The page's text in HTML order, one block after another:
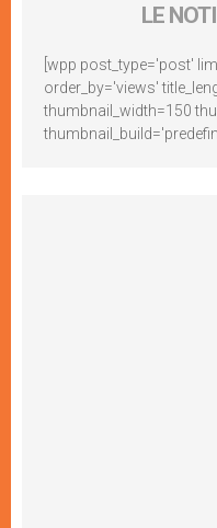
LE
[wpp post_type='post'
order_by='views'
thumbnail_width=150